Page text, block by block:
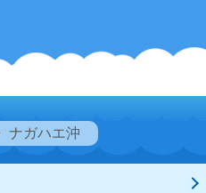
ナガハエ沖